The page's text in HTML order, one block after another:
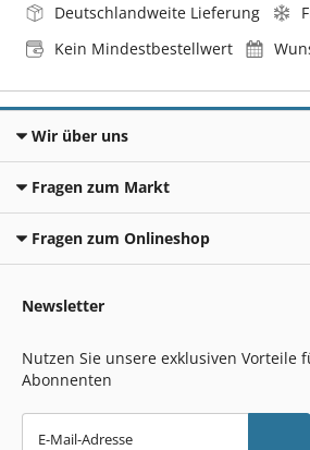
Deutschlandweite Lieferung
Kein Mindestbestellwert
Wir über uns
Fragen zum Markt
Fragen zum Onlineshop
Newsletter
Nutzen Sie unsere exklusiven Vorteile
Abonnenten
E-Mail-Adresse